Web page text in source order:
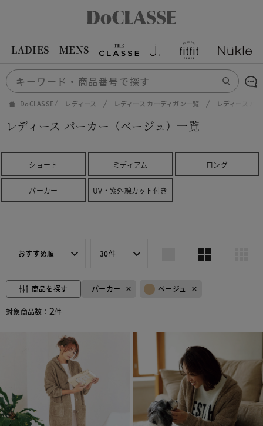
LADIES MENS
DoCLASSE レディース レディース カーディガン一覧 レディース パ
レディース パーカー（ベージュ）一覧
ショート ミディアム ロング
パーカー UV・紫外線カット付き
おすすめ順 30件
商品を探す パーカー ベージュ
対象商品数： 2件